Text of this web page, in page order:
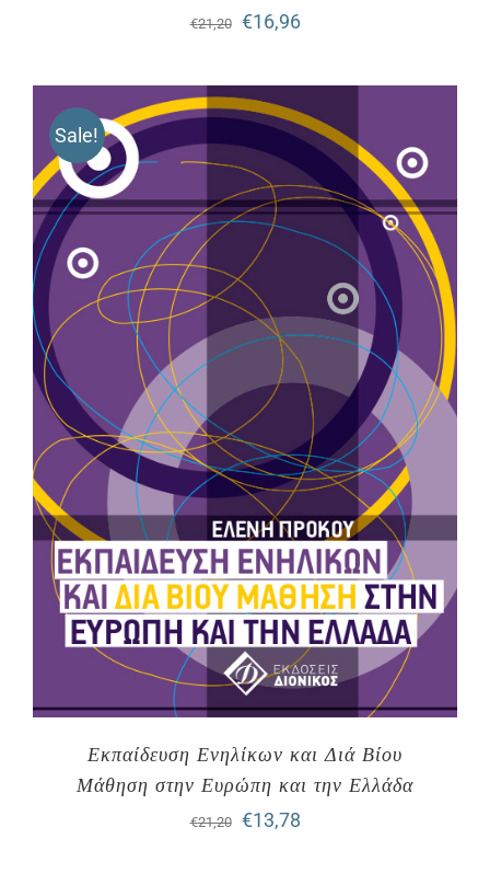
€21,20
Original
was:
€21,20.
€16,96Η
είναι:
€16,96.
Sale!
Εκπαίδευση Ενηλίκων και Διά Βίου
Μάθηση στην Ευρώπη και την Ελλάδα
€21,20
Original
€13,78Η